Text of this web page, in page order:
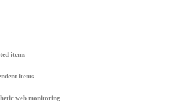
items
items
web monitoring